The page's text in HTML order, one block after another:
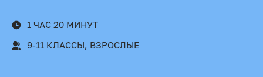
1 ЧАС 20 МИНУТ
9-11 КЛАССЫ, ВЗРОСЛЫЕ